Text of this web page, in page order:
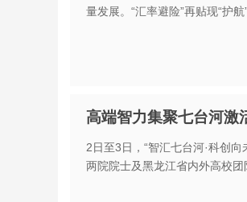
量发展。“汇率避险”再贴现“护航”
高端智力集聚七台河激
2日至3日，“智汇七台河·科创
两院院士及黑龙江省内外高校团